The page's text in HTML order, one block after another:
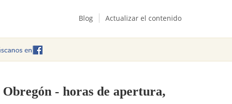
Blog Actualizar el contenido
- horas de apertura,